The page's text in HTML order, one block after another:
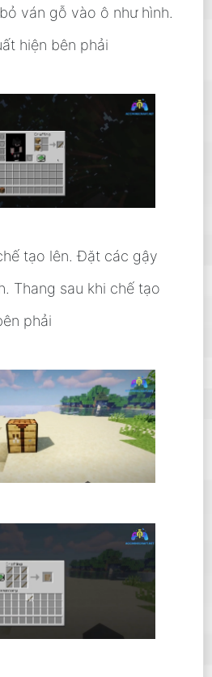
ván gỗ vào ô như hình.
hiện bên phải
tạo lên. Đặt các gậy
Thang sau khi chế tạo
phải